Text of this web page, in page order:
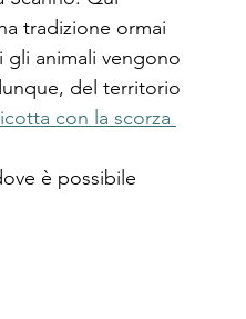
tradizione ormai
animali vengono
del territorio
con la scorza
è possibile